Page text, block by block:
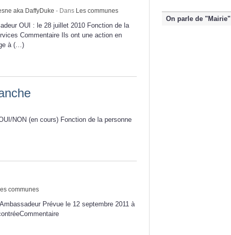
aka DaffyDuke - Dans Les communes
OUI : le 28 juillet 2010 Fonction de la
Commentaire Ils ont une action en
à (…)
NON (en cours) Fonction de la personne
communes
Prévue le 12 septembre 2011 à
On parle de "Mairie"